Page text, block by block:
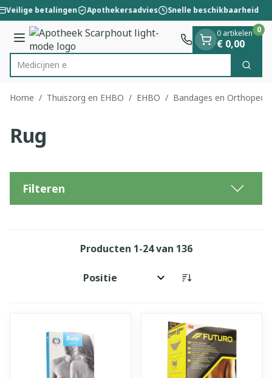
Ga naar de inhoud
1 van 1
Veilige betalingen Apothekersadvies Snelle beschikbaarheid
Menu
Product, merk, categorie...
Zoek
0 artikelen
€ 0,00
0
Home / Thuiszorg en EHBO / EHBO / Bandages en
Rug
Filteren
Producten 1-24van 136
Sorteer op: